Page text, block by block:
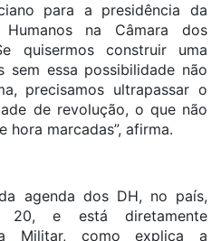
para a presidência da
na Câmara dos
quisermos construir uma
sem essa possibilidade não
precisamos ultrapassar o
de revolução, o que não
hora marcadas”, afirma.
agenda dos DH, no país,
20, e está diretamente
Militar, como explica a